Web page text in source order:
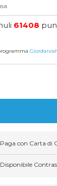
61408
Paga con Carta di
Disponibile